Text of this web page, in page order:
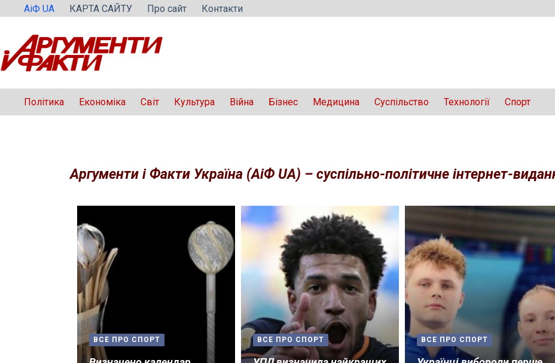
Перейти
вмісту
АіФ UA КАРТА САЙТУ Про сайт Контакти
Політика Економіка Світ Культура Війна Бізнес Медицина Суспільство Технології Спорт
Аргументи і Факти Україна (АіФ UA) – суспільно-політичне інтернет-
ВСЕ ПРО СПОРТ ВСЕ ПРО СПОРТ ВСЕ ПРО СПОРТ